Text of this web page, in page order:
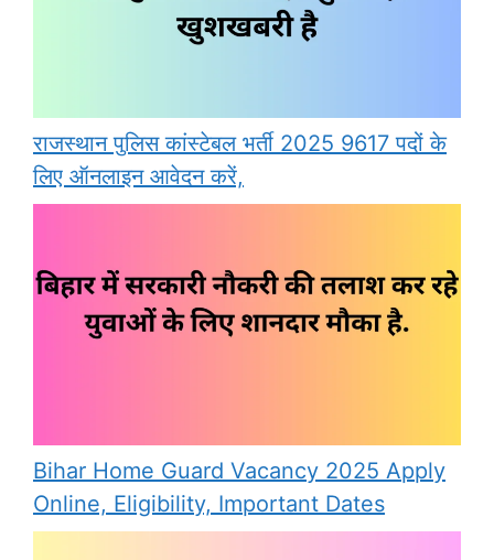
राजस्थान पुलिस कांस्टेबल भर्ती 2025 9617 पदों के
लिए ऑनलाइन आवेदन करें,
Bihar Home Guard Vacancy 2025 Apply
Online, Eligibility, Important Dates